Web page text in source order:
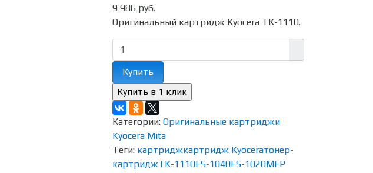
9 986 руб.
Оригинальный картридж Kyocera TK-1110.
Купить
Категории: Оригинальные картриджи
Kyocera Mita
Теги: картриджкартридж Kyoceraтонер-
картриджTK-1110FS-1040FS-1020MFP